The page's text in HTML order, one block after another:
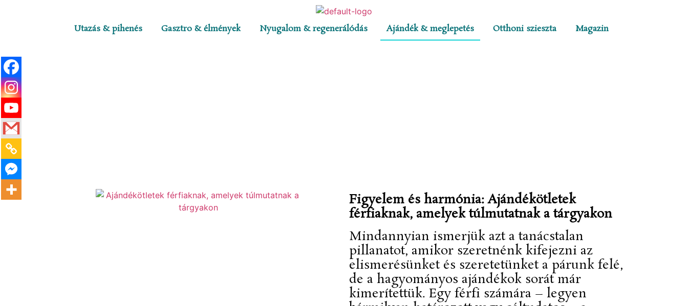
Utazás & pihenés Gasztro & élmények Nyugalom & regenerálódás Ajándék & meglepetés Otthoni szieszta Magazin
Figyelem és harmónia: Ajándékötletek
férfiaknak, amelyek túlmutatnak a tárgyakon
Mindannyian ismerjük azt a tanácstalan
pillanatot, amikor szeretnénk kifejezni az
elismerésünket és szeretetünket a párunk felé,
de a hagyományos ajándékok sorát már
kimerítettük. Egy férfi számára – legyen